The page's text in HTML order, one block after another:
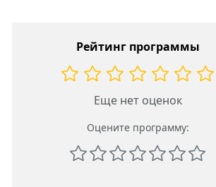
Рейтинг программы
Еще нет оценок
Оцените программу: